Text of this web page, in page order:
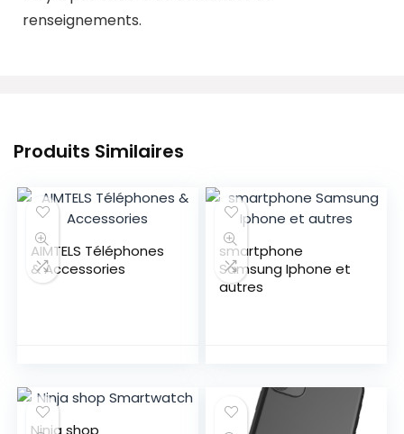
renseignements.
Produits Similaires
AIMTELS Téléphones
& Accessories
smartphone
Samsung Iphone et
autres
Ninja shop